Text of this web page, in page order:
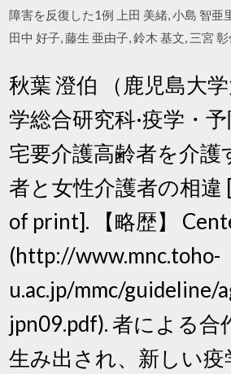
障害を反復した1例 上田 美緒, 小島 智亜
田中 好子, 藤生 亜由子, 鈴木 基文, 三宮
秋葉 澄伯 （鹿児島大
学総合研究科·疫学・
宅要介護高齢者を介護
者と女性介護者の相違
of print]. 【略歴】
(http://www.mnc.toho-
u.ac.jp/mmc/guideline/
jpn09.pdf). 者による合
生み出され、新しい疫